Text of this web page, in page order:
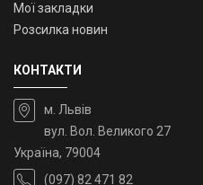
Мої закладки
Розсилка новин
КОНТАКТИ
м. Львів
вул. Вол. Великого 27
Україна, 79004
(097) 82 471 82